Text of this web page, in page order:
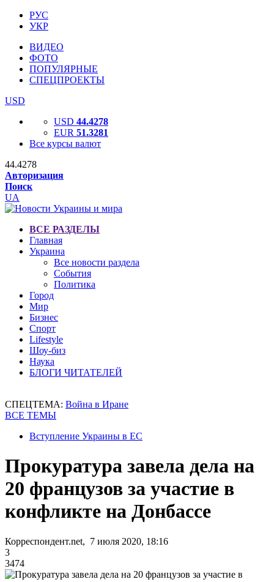
РУС
УКР
ВИДЕО
ФОТО
ПОПУЛЯРНЫЕ
СПЕЦПРОЕКТЫ
USD
USD 44.4278
EUR 51.3281
Все курсы валют
44.4278
Авторизация
Поиск
UA
ВСЕ РАЗДЕЛЫ
Главная
Украина
Все новости раздела
События
Политика
Город
Мир
Бизнес
Спорт
Lifestyle
Шоу-биз
Наука
БЛОГИ ЧИТАТЕЛЕЙ
СПЕЦТЕМА: Война в Иране
ВСЕ ТЕМЫ
Вступление Украины в ЕС
Прокуратура завела дела на
20 французов за участие в
конфликте на Донбассе
Корреспондент.net, 7 июля 2020, 18:16
3
3474